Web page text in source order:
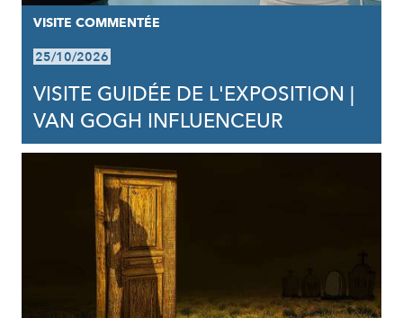
VISITE COMMENTÉE
25/10/2026
VISITE GUIDÉE DE L'EXPOSITION |
VAN GOGH INFLUENCEUR